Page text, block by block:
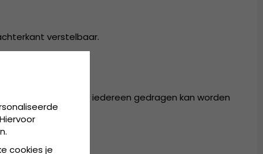
verstelbaar.
één maat, die door iedereen gedragen kan worden
cookies je